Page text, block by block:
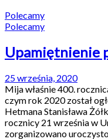
Polecamy
Polecamy
Upamiętnienie
25 września, 2020
Mija właśnie 400.
czym rok 2020 został
Hetmana Stanisława
rocznicy 21 września w
zorganizowano